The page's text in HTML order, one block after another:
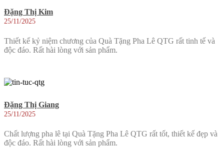
Đặng Thị Kim
25/11/2025
Thiết kế kỷ niệm chương của Quà Tặng Pha Lê QTG rất tinh tế và
độc đáo. Rất hài lòng với sản phẩm.
Đặng Thị Giang
25/11/2025
Chất lượng pha lê tại Quà Tặng Pha Lê QTG rất tốt, thiết kế đẹp và
độc đáo. Rất hài lòng với sản phẩm.